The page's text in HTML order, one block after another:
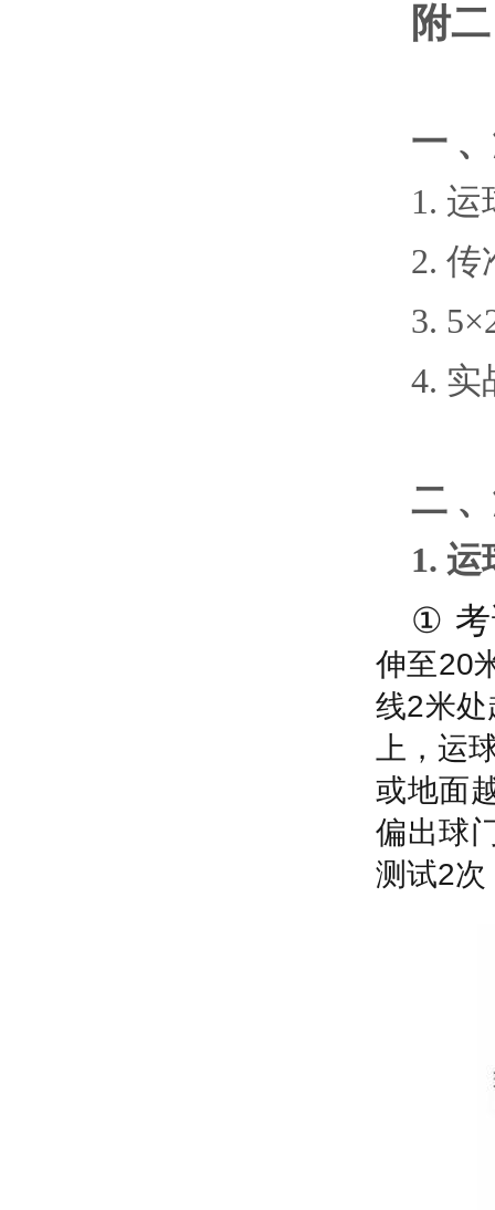
附
一 、
1. 运
2. 传
3.
4. 实
二 、
1. 运
①
伸至20
线2米
上，运
或地面
偏出球
测试2次